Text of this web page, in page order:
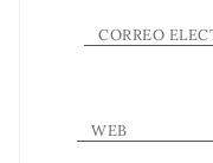
CORREO
WEB